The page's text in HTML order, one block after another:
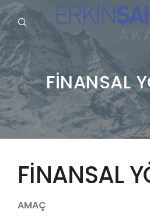
KURUMSAL
HİZMETLERİMİZ
BLOG
SÖZLÜK
YAYINLARIMIZ
GALERİ
FİNANSAL
FİNANSAL
AMAÇ